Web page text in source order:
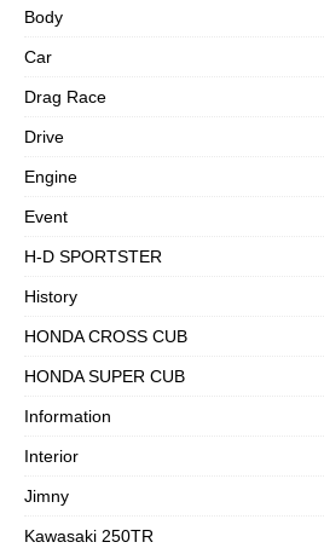
Body
Car
Drag Race
Drive
Engine
Event
H-D SPORTSTER
History
HONDA CROSS CUB
HONDA SUPER CUB
Information
Interior
Jimny
Kawasaki 250TR